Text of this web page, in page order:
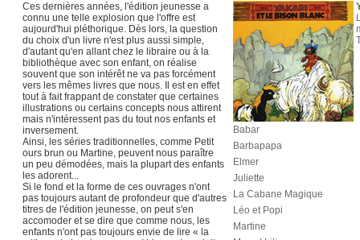
Ces dernières années, l'édition jeunesse a
connu une telle explosion que l'offre est
aujourd'hui pléthorique. Dès lors, la question
du choix d'un livre n'est plus aussi simple,
d'autant qu'en allant chez le libraire ou à la
bibliothèque avec son enfant, on réalise
souvent que son intérêt ne va pas forcément
vers les mêmes livres que nous. Il est en effet
tout à fait frappant de constater que certaines
illustrations ou certains concepts nous attirent
mais n'intéressent pas du tout nos enfants et
inversement.
Ainsi, les séries traditionnelles, comme Petit
ours brun ou Martine, peuvent nous paraître
un peu démodées, mais la plupart des enfants
les adorent...
Si le fond et la forme de ces ouvrages n'ont
pas toujours autant de profondeur que d'autres
titres de l'édition jeunesse, on peut s'en
accomoder et se dire que comme nous, les
enfants n'ont pas toujours envie de lire « la
Babar
Barbapapa
Elmer
Juliette
La Cabane Magique
Léo et Popi
Martine